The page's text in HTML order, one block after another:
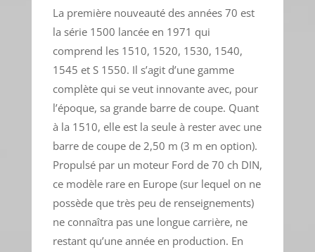
La première nouveauté des années 70 est
la série 1500 lancée en 1971 qui
comprend les 1510, 1520, 1530, 1540,
1545 et S 1550. Il s’agit d’une gamme
complète qui se veut innovante avec, pour
l’époque, sa grande barre de coupe. Quant
à la 1510, elle est la seule à rester avec une
barre de coupe de 2,50 m (3 m en option).
Propulsé par un moteur Ford de 70 ch DIN,
ce modèle rare en Europe (sur lequel on ne
possède que très peu de renseignements)
ne connaîtra pas une longue carrière, ne
restant qu’une année en production. En